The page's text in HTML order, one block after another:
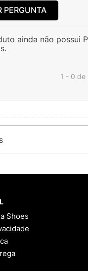
PERGUNTA
ainda não possui
1 - 0de
Shoes